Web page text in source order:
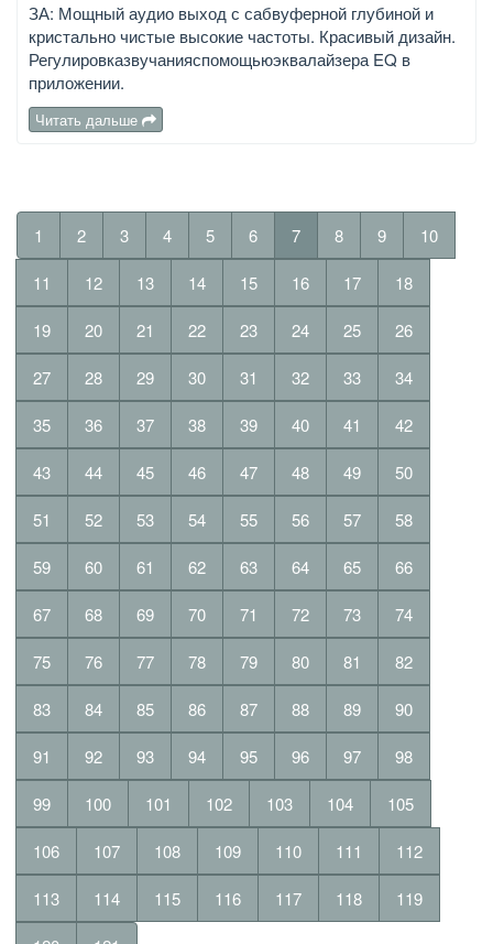
ЗА: Мощный аудио выход с сабвуферной глубиной и
кристально чистые высокие частоты. Красивый дизайн.
Регулировказвучанияспомощьюэквалайзера EQ в
приложении.
Читать дальше
1 2 3 4 5 6 7 8 9 10
11 12 13 14 15 16 17 18
19 20 21 22 23 24 25 26
27 28 29 30 31 32 33 34
35 36 37 38 39 40 41 42
43 44 45 46 47 48 49 50
51 52 53 54 55 56 57 58
59 60 61 62 63 64 65 66
67 68 69 70 71 72 73 74
75 76 77 78 79 80 81 82
83 84 85 86 87 88 89 90
91 92 93 94 95 96 97 98
99 100 101 102 103 104 105
106 107 108 109 110 111 112
113 114 115 116 117 118 119